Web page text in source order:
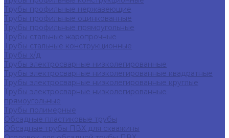
Трубы профильные нержавеющие
Трубы профильные оцинкованные
Трубы профильные прямоугольные
Трубы стальные жаропрочные
Трубы стальные конструкционные
Трубы х/д
Трубы электросварные низколегированные
Трубы электросварные низколегированные квадратные
Трубы электросварные низколегированные круглые
Трубы электросварные низколегированные
прямоугольные
Трубы полимерные
Обсадные пластиковые трубы
Обсадные трубы ПВХ для скважины